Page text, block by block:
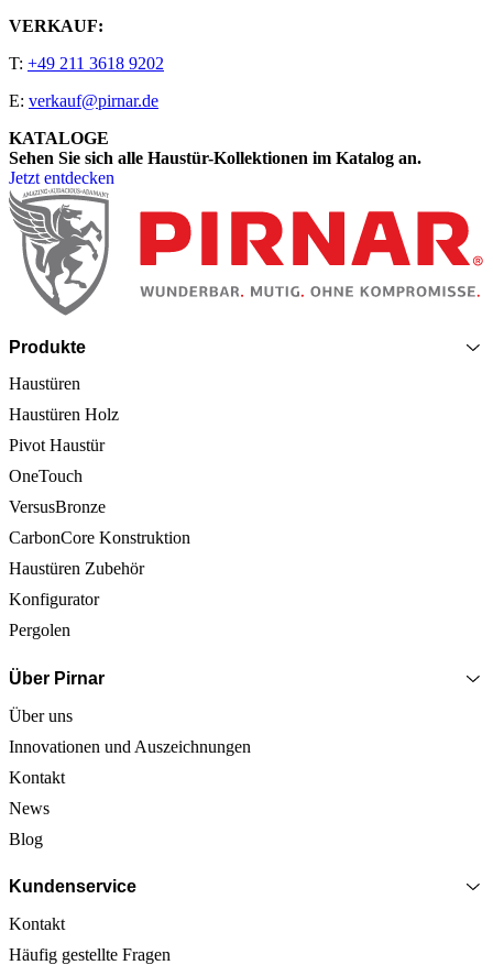
VERKAUF:
T: +49 211 3618 9202
E: verkauf@pirnar.de
KATALOGE
Sehen Sie sich alle Haustür-Kollektionen im Katalog an.
Jetzt entdecken
Seitenfooter
Produkte
Haustüren
Haustüren Holz
Pivot Haustür
OneTouch
VersusBronze
CarbonCore Konstruktion
Haustüren Zubehör
Konfigurator
Pergolen
Über Pirnar
Über uns
Innovationen und Auszeichnungen
Kontakt
News
Blog
Kundenservice
Kontakt
Häufig gestellte Fragen